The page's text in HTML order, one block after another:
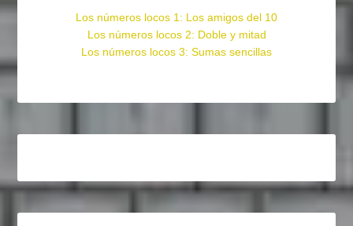
Los números locos 1: Los amigos del 10
Los números locos 2: Doble y mitad
Los números locos 3: Sumas sencillas